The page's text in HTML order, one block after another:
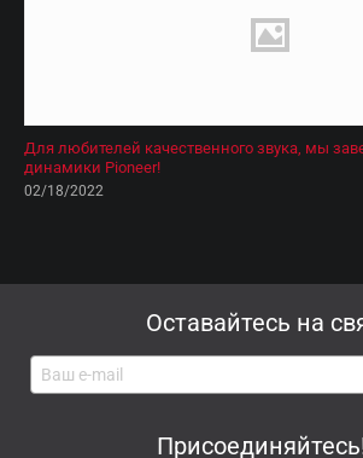
Для любителей качественного звука, мы
динамики Pioneer!
02/18/2022
Оставайтесь на